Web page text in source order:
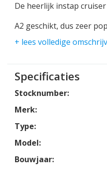
De heerlijk instap
A2 geschikt, dus zeer
motorfiets.
+ lees volledige
Specificaties
Stocknumber:
Merk:
Type:
Model:
Bouwjaar: